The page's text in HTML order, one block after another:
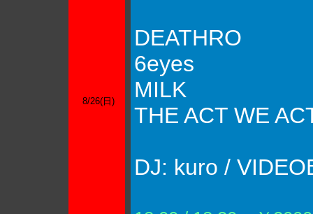
8/26(日)
DEATHRO
6eyes
MILK
THE ACT WE
DJ: kuro /